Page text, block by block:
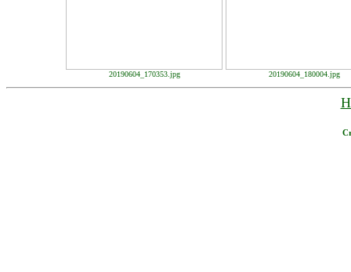
20190604_170353.jpg 20190604_180004.jpg